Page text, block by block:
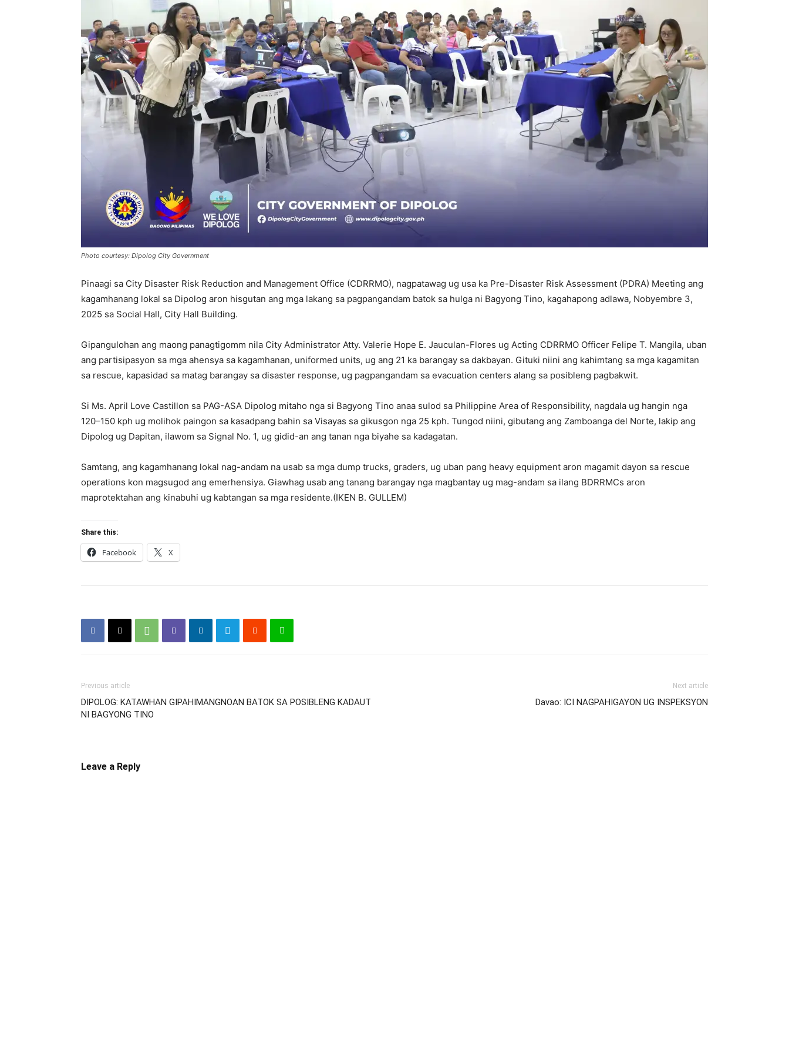
Photo courtesy: Dipolog City Government
Pinaagi sa City Disaster Risk Reduction and Management Office (CDRRMO), nagpatawag ug usa ka Pre-Disaster Risk Assessment (PDRA) Meeting ang
kagamhanang lokal sa Dipolog aron hisgutan ang mga lakang sa pagpangandam batok sa hulga ni Bagyong Tino, kagahapong adlawa, Nobyembre 3,
2025 sa Social Hall, City Hall Building.
Gipangulohan ang maong panagtigomm nila City Administrator Atty. Valerie Hope E. Jauculan-Flores ug Acting CDRRMO Officer Felipe T. Mangila, uban
ang partisipasyon sa mga ahensya sa kagamhanan, uniformed units, ug ang 21 ka barangay sa dakbayan. Gituki niini ang kahimtang sa mga kagamitan
sa rescue, kapasidad sa matag barangay sa disaster response, ug pagpangandam sa evacuation centers alang sa posibleng pagbakwit.
Si Ms. April Love Castillon sa PAG-ASA Dipolog mitaho nga si Bagyong Tino anaa sulod sa Philippine Area of Responsibility, nagdala ug hangin nga
120–150 kph ug molihok paingon sa kasadpang bahin sa Visayas sa gikusgon nga 25 kph. Tungod niini, gibutang ang Zamboanga del Norte, lakip ang
Dipolog ug Dapitan, ilawom sa Signal No. 1, ug gidid-an ang tanan nga biyahe sa kadagatan.
Samtang, ang kagamhanang lokal nag-andam na usab sa mga dump trucks, graders, ug uban pang heavy equipment aron magamit dayon sa rescue
operations kon magsugod ang emerhensiya. Giawhag usab ang tanang barangay nga magbantay ug mag-andam sa ilang BDRRMCs aron
maprotektahan ang kinabuhi ug kabtangan sa mga residente.(IKEN B. GULLEM)
Share this:
Facebook X
Previous article
DIPOLOG: KATAWHAN GIPAHIMANGNOAN BATOK SA POSIBLENG KADAUT
NI BAGYONG TINO
Next article
Davao: ICI NAGPAHIGAYON UG INSPEKSYON
Leave a Reply